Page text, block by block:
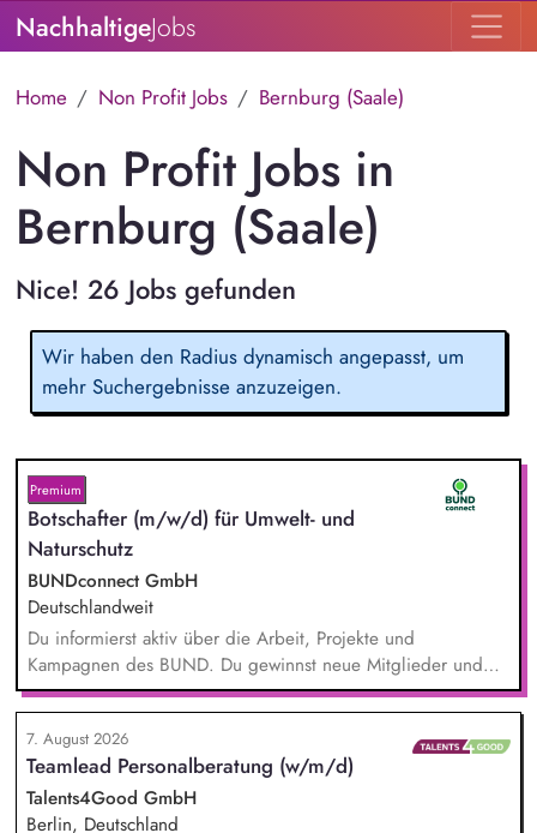
NachhaltigeJobs
Home Non Profit Jobs Bernburg (Saale)
Non Profit Jobs in
Bernburg (Saale)
Nice! 26 Jobs gefunden
Wir haben den Radius dynamisch angepasst, um
mehr Suchergebnisse anzuzeigen.
Premium
Botschafter (m/w/d) für Umwelt- und
Naturschutz
BUNDconnect GmbH
Deutschlandweit
Du informierst aktiv über die Arbeit, Projekte und
Kampagnen des BUND. Du gewinnst neue Mitglieder und
stärkst damit langfristig den Umwelt- und Naturschutz. Du
beantwortest Fragen zu Umwelt-, Arten- und Klimaschutz nach
bestem Wissen und Gewissen. Du unterstützt Kampagnen
und Aktionen, beispielsweise durch das Sammeln von
Unterschriften für Petitionen.
7. August 2026
Teamlead Personalberatung (w/m/d)
Talents4Good GmbH
Berlin, Deutschland